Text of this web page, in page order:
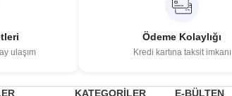
ulaşım
Ödeme Kolaylığı
Kredi kartına taksit imkanı
KATEGORİLER
E-BÜLTEN